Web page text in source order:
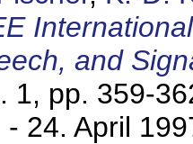
and
1, pp. 359-
- 24. April